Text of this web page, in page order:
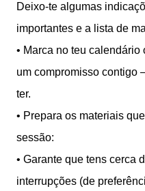
Deixo-te algumas
importantes e a lista de
•⁠ ⁠Marca no teu
um compromisso contigo
ter.
•⁠ ⁠Prepara os materiais
sessão:
•⁠ ⁠Garante que tens cerca
interrupções (de